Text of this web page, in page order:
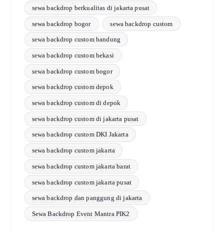
sewa backdrop berkualitas di jakarta pusat
sewa backdrop bogor sewa backdrop custom
sewa backdrop custom bandung
sewa backdrop custom bekasi
sewa backdrop custom bogor
sewa backdrop custom depok
sewa backdrop custom di depok
sewa backdrop custom di jakarta pusat
sewa backdrop custom DKI Jakarta
sewa backdrop custom jakarta
sewa backdrop custom jakarta barat
sewa backdrop custom jakarta pusat
sewa backdrop dan panggung di jakarta
Sewa Backdrop Event Mantra PIK2